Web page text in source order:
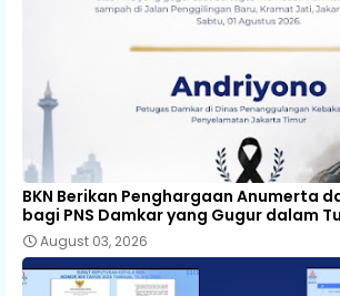
BKN Berikan Penghargaan Anumerta
bagi PNS Damkar yang Gugur dalam
August 03, 2026